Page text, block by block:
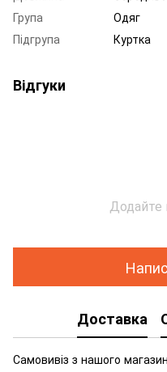
Група
Одяг
Підгрупа
Куртка
Відгуки
Додайте
Доставка
Самовивіз з нашого